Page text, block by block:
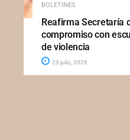
BOLETINES
Reafirma Secretaría
compromiso con
de violencia
23 julio, 2026